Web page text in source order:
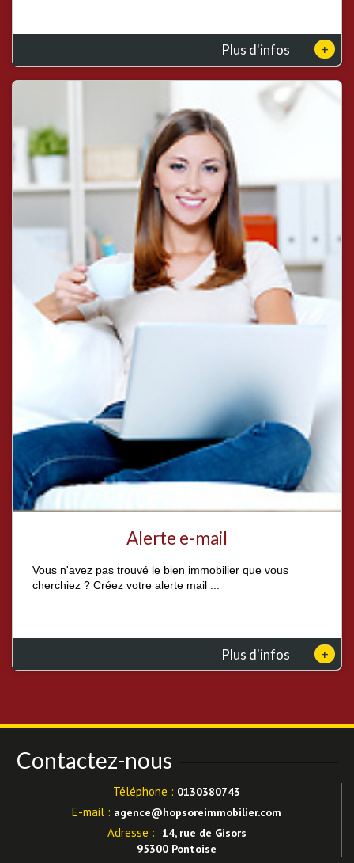
Plus d'infos +
Alerte e-mail
Vous n'avez pas trouvé le bien immobilier que vous
cherchiez ? Créez votre alerte mail ...
Plus d'infos +
Contactez-nous
Téléphone : 0130380743
E-mail : agence@hopsoreimmobilier.com
Adresse : 14, rue de Gisors
95300 Pontoise